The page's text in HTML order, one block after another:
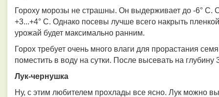
Гороху морозы не страшны. Он выдерживает до -6° С.
+3...+4° С. Однако посевы лучше всего накрыть
урожай будет максимально ранним.
Горох требует очень много влаги для прорастания
поместить в воду на сутки. После высевать на
Лук-чернушка
Ну, с этим любителем прохлады все ясно. Лук можно